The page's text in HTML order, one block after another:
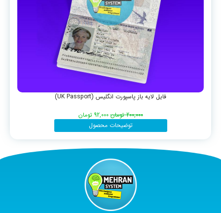
فایل لایه باز پاسپورت انگلیس (UK Passport)
200,000 تومان 92,000 تومان
توضیحات محصول